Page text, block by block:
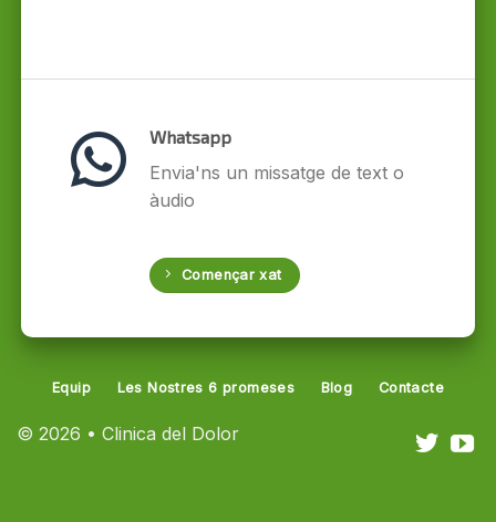
Whatsapp
Envia'ns un missatge de text o
àudio
Començar xat
© 2026 • Clinica del Dolor
Equip Les Nostres 6 promeses Blog Contacte